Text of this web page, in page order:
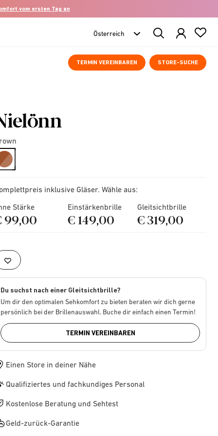
vom ersten Tag an
Search
Products
TERMIN VEREINBAREN STORE-SUCHE
selected
inklusive Gläser. Wähle aus:
Stärke
99,00
Einstärkenbrille
€ 149,00
Gleitsichtbrille
€ 319,00
Du suchst nach einer Gleitsichtbrille?
Um dir den optimalen Sehkomfort zu bieten beraten wir dich gerne
persönlich bei der Brillenauswahl. Buche dir einfach einen Termin!
TERMIN VEREINBAREN
Einen Store in deiner Nähe
Qualifiziertes und fachkundiges Personal
Kostenlose Beratung und Sehtest
Geld-zurück-Garantie